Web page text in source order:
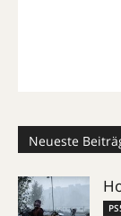
Neueste